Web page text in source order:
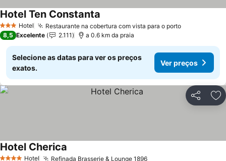
3 EstrelasHotel Restaurante na cobertura com vista para o portoVer preços
Hotel Ten Constanta
8,5 Excelente 2.111 a 0.6 km da praia
Selecione as datas para ver os preços
exatos.
Ver preços
Partilhar
Hotel Refinada Brasserie & Lounge 1896
Hotel Cherica